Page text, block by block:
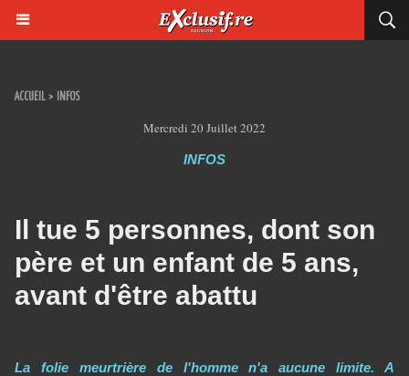
ACCUEIL > INFOS
Mercredi 20 Juillet 2022
INFOS
Il tue 5 personnes, dont son
père et un enfant de 5 ans,
avant d'être abattu
La folie meurtrière de l'homme n'a aucune limite. A